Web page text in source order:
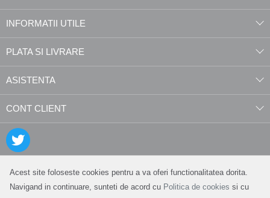
Acest site foloseste cookies pentru a va oferi functionalitatea dorita.
Navigand in continuare, sunteti de acord cu Politica de cookies si cu
INFORMATII UTILE
PLATA SI LIVRARE
ASISTENTA
CONT CLIENT